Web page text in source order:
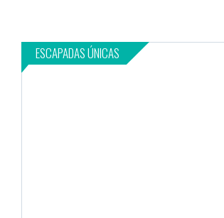
ESCAPADAS ÚNICAS